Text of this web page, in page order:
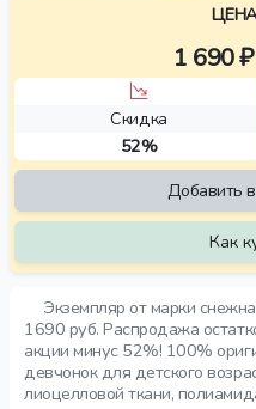
Экземпляр от марки
1690 руб. Распродажа
акции минус 52%! 100%
девчонок для детского
лиоцелловой ткани,
1 690 ₽
Скидка
52%
Добавить
Как